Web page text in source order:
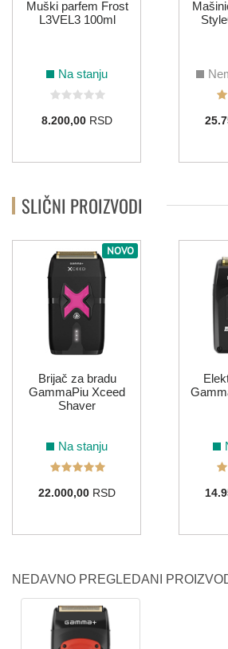
Muški parfem Frost
L3VEL3 100ml
Na stanju
8.200,00RSD
SLIČNI PROIZVODI
NOVO
Brijač za bradu
GammaPiu Xceed
Shaver
Na stanju
22.000,00RSD
NEDAVNO PREGLEDANI